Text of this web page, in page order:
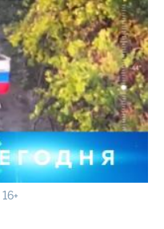
16+